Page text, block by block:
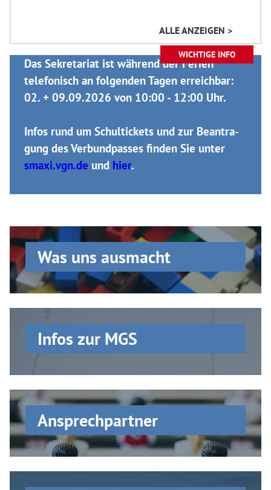
ALLE ANZEIGEN >
WICHTIGE INFO
Das Sekretariat ist während der Ferien
telefonisch an folgenden Tagen erreichbar:
02. + 09.09.2026 von 10:00 - 12:00 Uhr.
Infos rund um Schultickets und zur Be­an­tra­
gung des Ver­bund­passes finden Sie unter
smaxi.vgn.de und hier.
Was uns ausmacht
Infos zur MGS
Ansprechpartner